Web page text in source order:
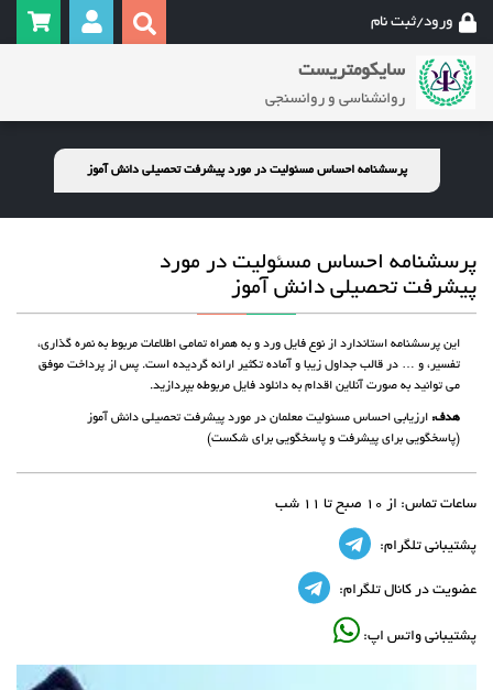
ورود/ثبت نام
سایکومتریست
روانشناسی و روانسنجی
پرسشنامه احساس مسئولیت در مورد پیشرفت تحصیلی دانش آموز
پرسشنامه احساس مسئولیت در مورد
پیشرفت تحصیلی دانش آموز
این پرسشنامه استاندارد از نوع فایل ورد و به همراه تمامی اطلاعات مربوط به نمره گذاری،
تفسیر، و … در قالب جداول زیبا و آماده تکثیر ارائه گردیده است. پس از پرداخت موفق
می توانید به صورت آنلاین اقدام به دانلود فایل مربوطه بپردازید.
هدف: ارزیابی احساس مسئولیت معلمان در مورد پیشرفت تحصیلی دانش آموز
(پاسخگویی برای پیشرفت و پاسخگویی برای شکست)
ساعات تماس: از 10 صبح تا 11 شب
پشتیبانی تلگرام:
عضویت در کانال تلگرام:
پشتیبانی واتس اپ: